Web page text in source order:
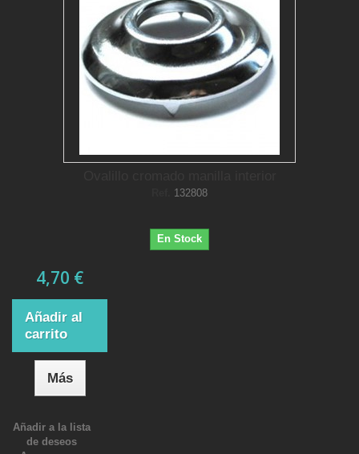
132808
En Stock
4,70 €
Añadir al
carrito
Más
Añadir a la lista
de deseos